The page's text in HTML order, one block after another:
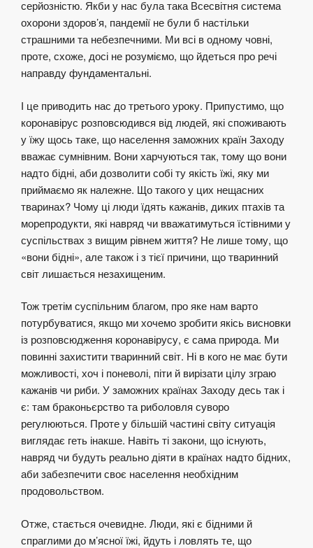
серйозністю. Якби у нас була така Всесвітня система
охорони здоров’я, пандемії не були б настільки
страшними та небезпечними. Ми всі в одному човні,
проте, схоже, досі не розуміємо, що йдеться про речі
направду фундаментальні.
І це приводить нас до третього уроку. Припустимо, що
коронавірус розповсюдився від людей, які споживають
у їжу щось таке, що населення заможних країн Заходу
вважає сумнівним. Вони харчуються так, тому що вони
надто бідні, аби дозволити собі ту якість їжі, яку ми
приймаємо як належне. Що такого у цих нещасних
тваринах? Чому ці люди їдять кажанів, диких птахів та
морепродукти, які навряд чи вважатимуться їстівними у
суспільствах з вищим рівнем життя? Не лише тому, що
«вони бідні», але також і з тієї причини, що тваринний
світ лишається незахищеним.
Тож третім суспільним благом, про яке нам варто
потурбуватися, якщо ми хочемо зробити якісь висновки
із розповсюдження коронавірусу, є сама природа. Ми
повинні захистити тваринний світ. Ні в кого не має бути
можливості, хоч і поневолі, піти й вирізати цілу зграю
кажанів чи риби. У заможних країнах Заходу десь так і
є: там браконьєрство та риболовля суворо
регулюються. Проте у більшій частині світу ситуація
виглядає геть інакше. Навіть ті закони, що існують,
навряд чи будуть реально діяти в країнах надто бідних,
аби забезпечити своє населення необхідним
продовольством.
Отже, стається очевидне. Люди, які є бідними й
спраглими до м’ясної їжі, йдуть і ловлять те, що